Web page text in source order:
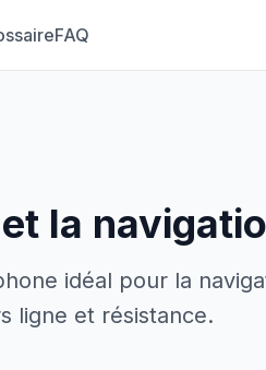
FAQ
la
idéal pour la
ligne et résistance.